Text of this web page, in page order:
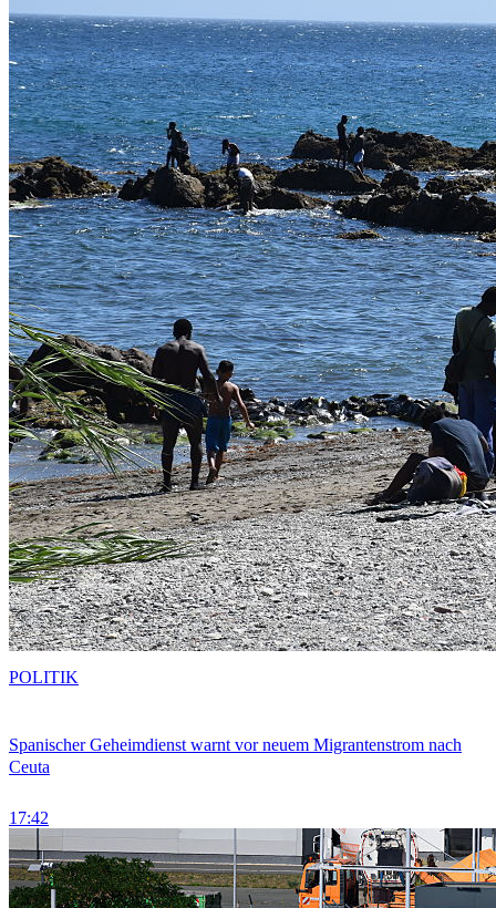
Spanischer Geheimdienst warnt vor neuem Migrantenstrom nach
Ceuta
17:42
POLITIK